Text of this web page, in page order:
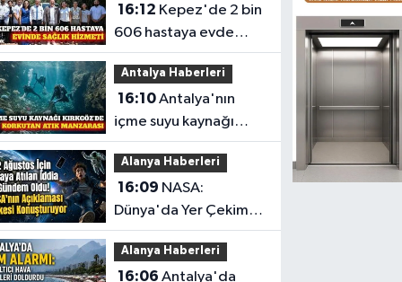
16:12
606 hastaya evde
sağlık hizmeti
Antalya Haberleri
16:10Antalya'nın
içme suyu kaynağı
Kırkgöz'de atık
temizliği
Alanya Haberleri
16:09
Dünya'da Yer Çekimi
İddiası Bilimsel Değil
Alanya Haberleri
16:06 Antalya'da